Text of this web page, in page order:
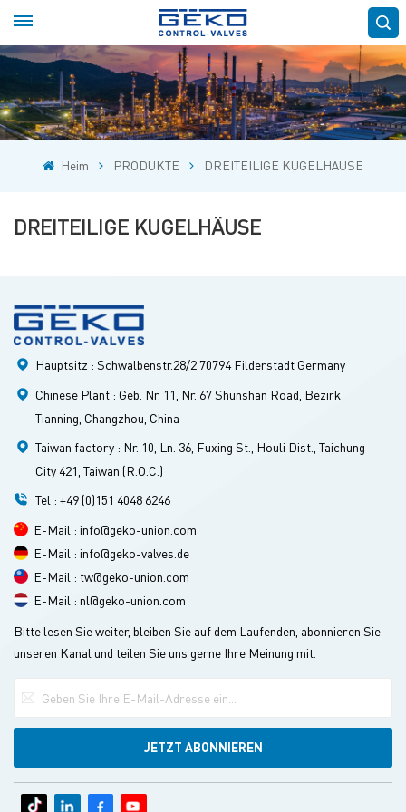
Heim PRODUKTE DREITEILIGE KUGELHÄUSE
DREITEILIGE KUGELHÄUSE
Hauptsitz : Schwalbenstr.28/2 70794 Filderstadt Germany
Chinese Plant : Geb. Nr. 11, Nr. 67 Shunshan Road, Bezirk
Tianning, Changzhou, China
Taiwan factory : Nr. 10, Ln. 36, Fuxing St., Houli Dist., Taichung
City 421, Taiwan (R.O.C.)
Tel : +49 (0)151 4048 6246
E-Mail : info@geko-union.com
E-Mail : info@geko-valves.de
E-Mail : tw@geko-union.com
E-Mail : nl@geko-union.com
Bitte lesen Sie weiter, bleiben Sie auf dem Laufenden, abonnieren Sie
unseren Kanal und teilen Sie uns gerne Ihre Meinung mit.